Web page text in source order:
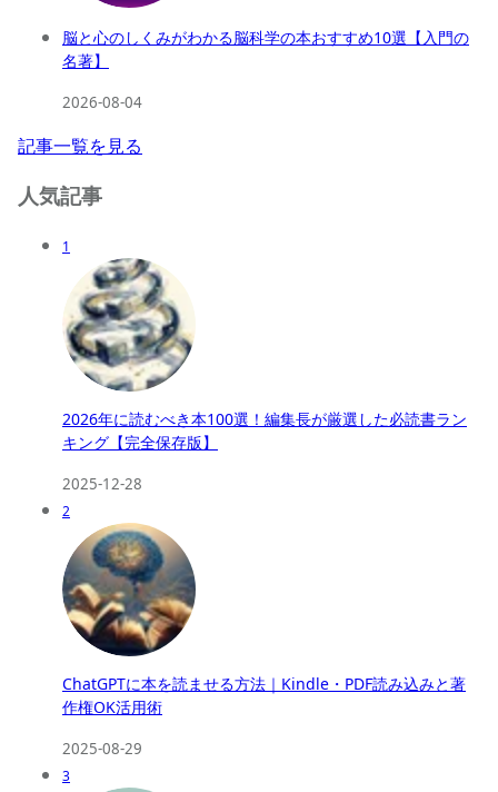
脳と心のしくみがわかる脳科学の本おすすめ10選【入門の
名著】
2026-08-04
記事一覧を見る
人気記事
1
2026年に読むべき本100選！編集長が厳選した必読書ラン
キング【完全保存版】
2025-12-28
2
ChatGPTに本を読ませる方法｜Kindle・PDF読み込みと著
作権OK活用術
2025-08-29
3